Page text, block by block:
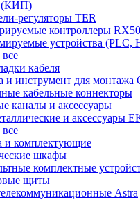
(КИП)
регуляторы TER
контроллеры
устройства (PLC,
все
кабеля
и инструмент для
кабельные коннекторы
каналы и аксессуары
и аксессуары
все
и комплектующие
шкафы
комплектные
щиты
Astra